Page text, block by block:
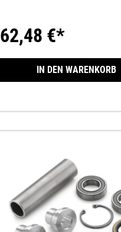
62,48 €*
IN DEN WARENKORB